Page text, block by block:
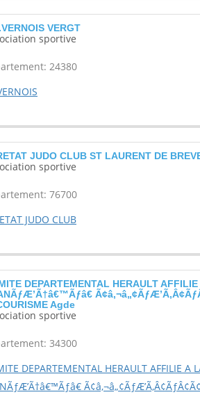
VERGT
sportive
24380
JUDO CLUB ST LAURENT DE
sportive
76700
JUDO CLUB
DEPARTEMENTAL HERAULT
Agde
sportive
34300
DEPARTEMENTAL HERAULT AFFILIE A